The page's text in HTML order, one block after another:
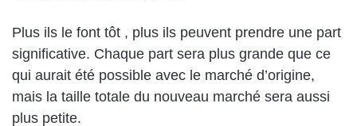
Plus ils le font tôt , plus ils peuvent prendre une part
significative. Chaque part sera plus grande que ce
qui aurait été possible avec le marché d’origine,
mais la taille totale du nouveau marché sera aussi
plus petite.